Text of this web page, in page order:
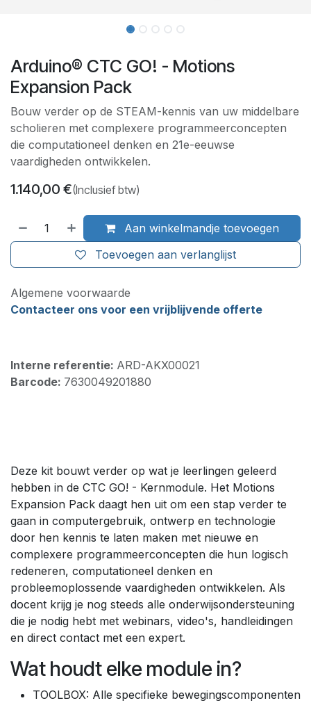
Arduino® CTC GO! - Motions
Expansion Pack
Bouw verder op de STEAM-kennis van uw middelbare
scholieren met complexere programmeerconcepten
die computationeel denken en 21e-eeuwse
vaardigheden ontwikkelen.
1.140,00 €(Inclusief btw)
Aan winkelmandje toevoegen
Toevoegen aan verlanglijst
Algemene voorwaarde
Contacteer ons voor een vrijblijvende offerte
Interne referentie: ARD-AKX00021
Barcode: 7630049201880
Deze kit bouwt verder op wat je leerlingen geleerd
hebben in de CTC GO! - Kernmodule. Het Motions
Expansion Pack daagt hen uit om een stap verder te
gaan in computergebruik, ontwerp en technologie
door hen kennis te laten maken met nieuwe en
complexere programmeerconcepten die hun logisch
redeneren, computationeel denken en
probleemoplossende vaardigheden ontwikkelen. Als
docent krijg je nog steeds alle onderwijsondersteuning
die je nodig hebt met webinars, video's, handleidingen
en direct contact met een expert.
Wat houdt elke module in?
TOOLBOX: Alle specifieke bewegingscomponenten